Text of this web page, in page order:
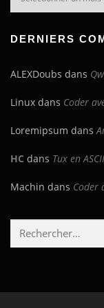
DERNIERS
ALEXDoubs dans
Linux dans Coder
Loremipsum dans
HC dans Tux en
Machin dans Coder
Rechercher :